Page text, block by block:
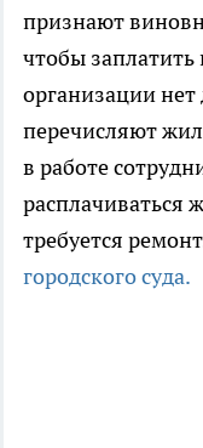
признают
чтобы
организации нет
перечисляют
в работе
расплачиваться
требуется
городского суда.